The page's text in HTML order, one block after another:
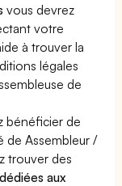
vous devrez
votre
à trouver la
légales
de
bénéficier de
de Assembleur /
trouver des
aux